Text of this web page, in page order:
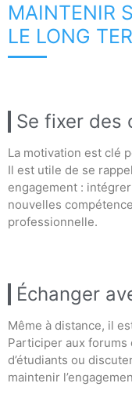
MAINTENIR
LE LONG
Se fixer des
La motivation est clé
Il est utile de se
engagement :
nouvelles
professionnelle.
Échanger
Même à distance, il
Participer aux forums
d’étudiants ou
maintenir